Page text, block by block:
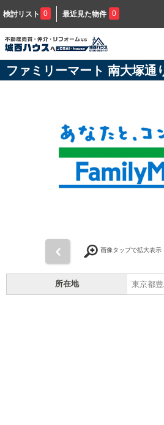
検討リスト 0 最近見た物件 0
ファミリーマート 南大塚通
画像タップで拡大表示
所在地 東京都